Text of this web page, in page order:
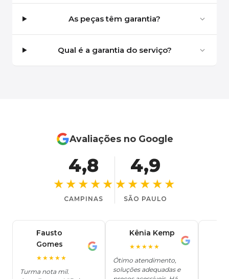
As peças têm garantia?
Qual é a garantia do serviço?
Avaliações no Google
4,8
★★★★★
CAMPINAS
4,9
★★★★★
SÃO PAULO
Fausto
Gomes
★★★★★
Turma nota mil.
Kênia Kemp
★★★★★
Ótimo atendimento,
soluções adequadas e